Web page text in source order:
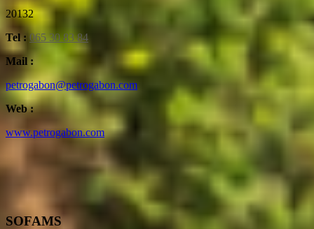
20132
Tel : 065 30 83 84
Mail :
petrogabon@petrogabon.com
Web :
www.petrogabon.com
SOFAMS